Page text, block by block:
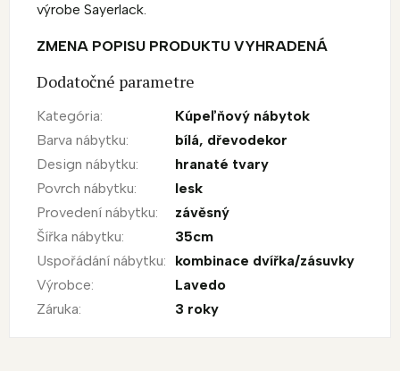
výrobe Sayerlack.
ZMENA POPISU PRODUKTU VYHRADENÁ
Dodatočné parametre
Kategória:
Kúpeľňový nábytok
Barva nábytku: bílá, dřevodekor
Design nábytku:
hranaté tvary
Povrch nábytku:
lesk
Provedení nábytku:
závěsný
Šířka nábytku:
35cm
Uspořádání nábytku:
kombinace dvířka/zásuvky
Výrobce:
Lavedo
Záruka: 3 roky